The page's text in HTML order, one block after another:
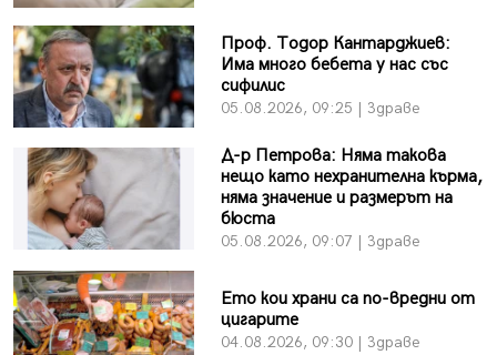
Проф. Тодор Кантарджиев:
Има много бебета у нас със
сифилис
05.08.2026, 09:25 | Здраве
Д-р Петрова: Няма такова
нещо като нехранителна кърма,
няма значение и размерът на
бюста
05.08.2026, 09:07 | Здраве
Ето кои храни са по-вредни от
цигарите
04.08.2026, 09:30 | Здраве